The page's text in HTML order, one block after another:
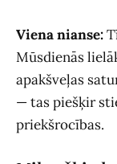
Viena nianse:
Mūsdienās
apakšveļas
— tas piešķir
priekšrocības.